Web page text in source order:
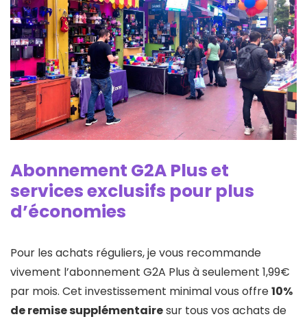
Abonnement G2A Plus et
services exclusifs pour plus
d’économies
Pour les achats réguliers, je vous recommande
vivement l’abonnement G2A Plus à seulement 1,99€
par mois. Cet investissement minimal vous offre10%
de remise supplémentairesur tous vos achats de